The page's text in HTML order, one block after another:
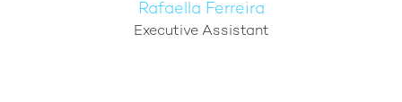
Rafaella Ferreira
Executive Assistant